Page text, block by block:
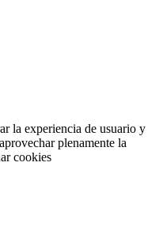
la experiencia de usuario y
plenamente la
cookies